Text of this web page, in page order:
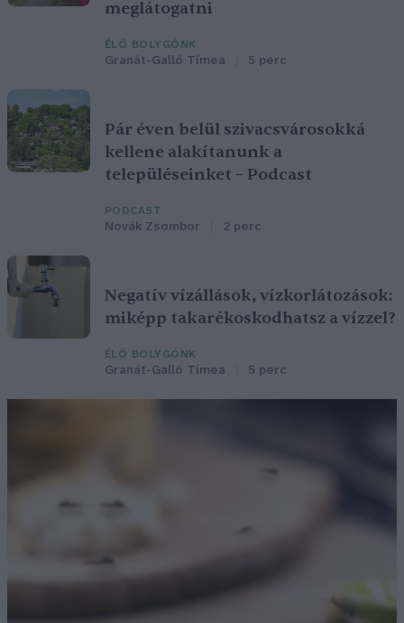
meglátogatni
ÉLŐ BOLYGÓNK
Granát-Galló Tímea 5 perc
Pár éven belül szivacsvárosokká
kellene alakítanunk a
településeinket – Podcast
PODCAST
Novák Zsombor 2 perc
Negatív vízállások, vízkorlátozások:
miképp takarékoskodhatsz a vízzel?
ÉLŐ BOLYGÓNK
Granát-Galló Tímea 5 perc